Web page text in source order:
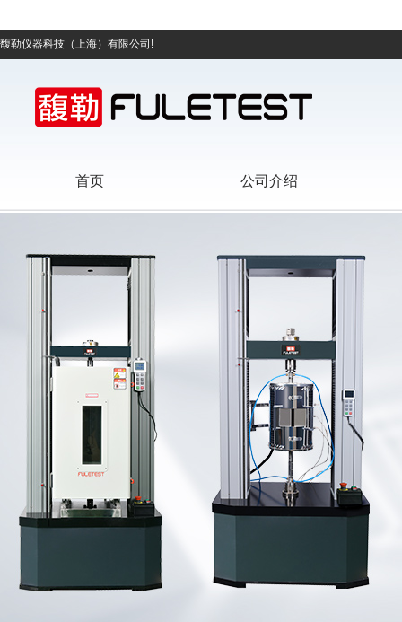
馥勒仪器科技（上海）有限公司!
首页 公司介绍